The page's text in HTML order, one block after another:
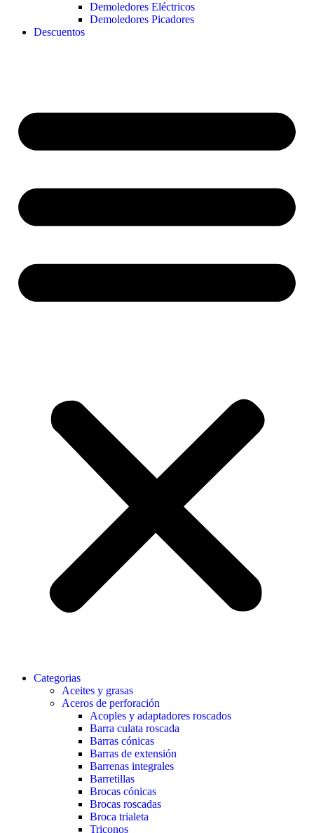
Demoledores Eléctricos
Demoledores Picadores
Descuentos
Categorias
Aceites y grasas
Aceros de perforación
Acoples y adaptadores roscados
Barra culata roscada
Barras cónicas
Barras de extensión
Barrenas integrales
Barretillas
Brocas cónicas
Brocas roscadas
Broca trialeta
Triconos